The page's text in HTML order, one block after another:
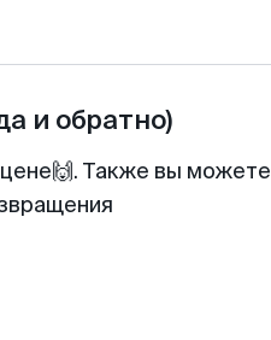
и обратно)
Также вы можете